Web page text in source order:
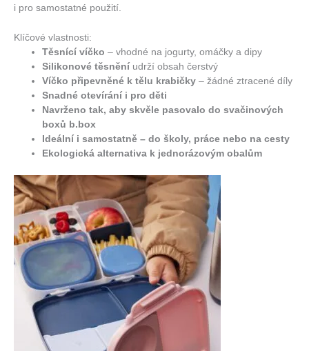
i pro samostatné použití.
Klíčové vlastnosti:
Těsnící víčko – vhodné na jogurty, omáčky a dipy
Silikonové těsnění udrží obsah čerstvý
Víčko připevněné k tělu krabičky – žádné ztracené díly
Snadné otevírání i pro děti
Navrženo tak, aby skvěle pasovalo do svačinových
boxů b.box
Ideální i samostatně – do školy, práce nebo na cesty
Ekologická alternativa k jednorázovým obalům